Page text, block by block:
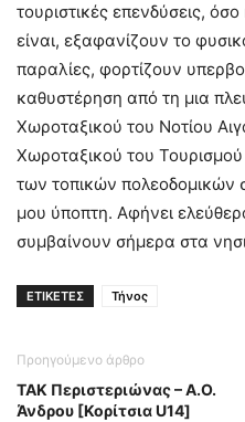
τουριστικές επενδύσεις, όσο
είναι, εξαφανίζουν το
παραλίες, φορτίζουν
καθυστέρηση από τη μια
Χωροταξικού του Νοτίου
Χωροταξικού του
των τοπικών πολεοδομικών
μου ύποπτη. Αφήνει
συμβαίνουν σήμερα στα
ΕΤΙΚΕΤΕΣ Τήνος
Προηγούμενο άρθρο
ΤΑΚ Περιστεριώνας – Α.Ο.
Άνδρου [Κορίτσια U14]